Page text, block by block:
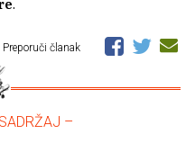
.
Preporuči članak
–